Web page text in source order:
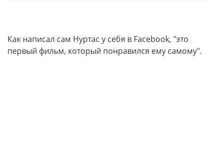
Как написал сам Нуртас у себя в Facebook, "это
первый фильм, который понравился ему самому".